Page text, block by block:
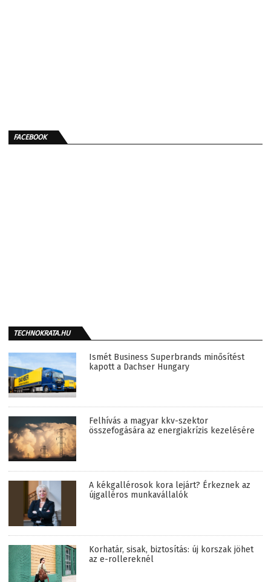
FACEBOOK
TECHNOKRATA.HU
Ismét Business Superbrands minősítést
kapott a Dachser Hungary
Felhívás a magyar kkv-szektor
összefogására az energiakrízis kezelésére
A kékgallérosok kora lejárt? Érkeznek az
újgalléros munkavállalók
Korhatár, sisak, biztosítás: új korszak jöhet
az e-rollereknél